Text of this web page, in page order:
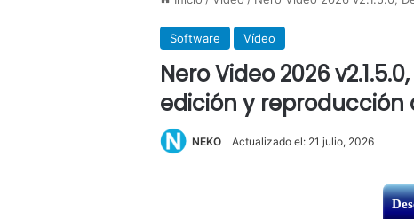
Software Vídeo
Nero Video 2026
edición y reproducción
NEKO Actualizado el: 21 julio, 2026